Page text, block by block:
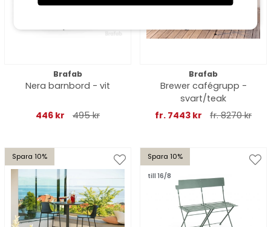
Brafab
Nera barnbord - vit
446 kr 495 kr
Brafab
Brewer cafégrupp -
svart/teak
fr. 7443 kr
fr. 8270 kr
Spara 10% Spara 10%
till 16/8